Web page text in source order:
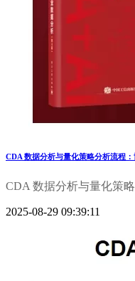
CDA 数据分析与量化策略分析流程
CDA 数据分析与量化策
2025-08-29 09:39:11